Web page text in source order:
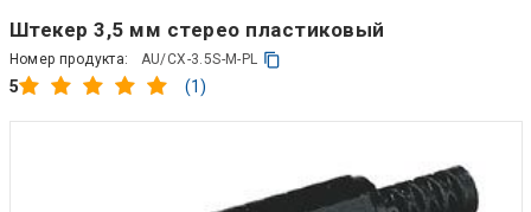
Штекер 3,5 мм стерео пластиковый
5 (1)
Номер продукта: AU/CX-3.5S-M-PL